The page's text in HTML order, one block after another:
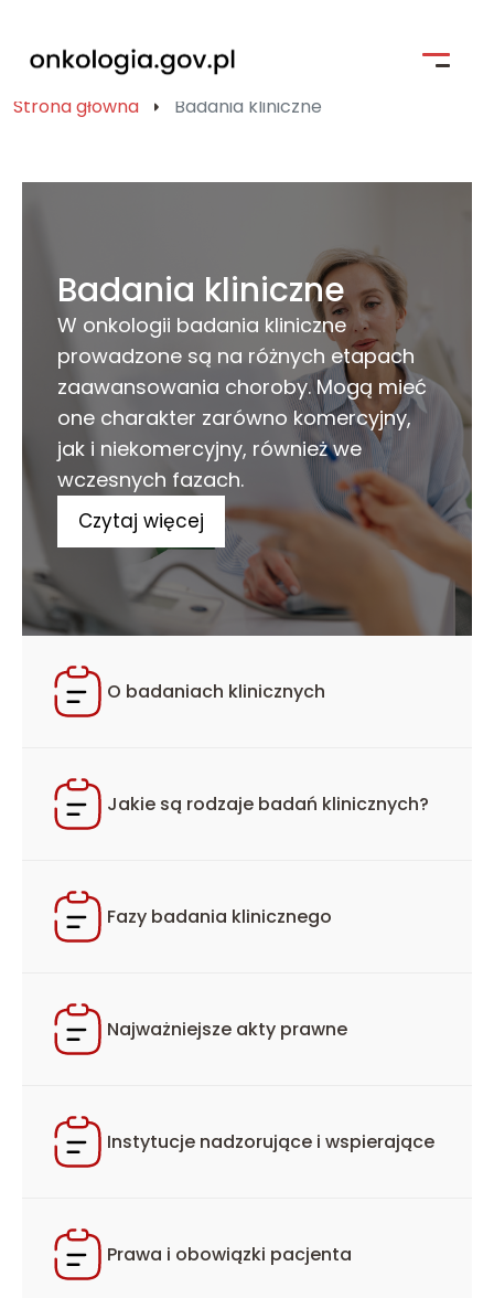
Kompendium Chorób Nowotworowych
Badania kliniczne
Narodowa Strategia Onkologiczna
Wyszukiwarka
Strona główna Badania kliniczne
Badania kliniczne
W onkologii badania kliniczne
prowadzone są na różnych etapach
zaawansowania choroby. Mogą mieć
one charakter zarówno komercyjny,
jak i niekomercyjny, również we
wczesnych fazach.
Czytaj więcej
O badaniach klinicznych
Jakie są rodzaje badań klinicznych?
Fazy badania klinicznego
Najważniejsze akty prawne
Instytucje nadzorujące i wspierające
Prawa i obowiązki pacjenta